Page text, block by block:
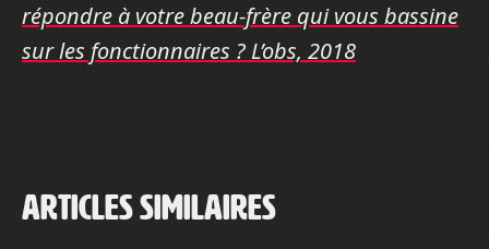
répondre à votre beau-frère qui vous bassine
sur les fonctionnaires ? L’obs, 2018
Articles similaires